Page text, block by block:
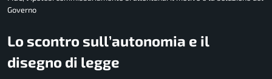
Governo
Lo scontro sull’autonomia e il
disegno di legge